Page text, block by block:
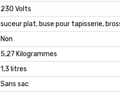
230 Volts
suceur plat, buse pour tapisserie,
Non
5,27 Kilogrammes
1,3 litres
Sans sac